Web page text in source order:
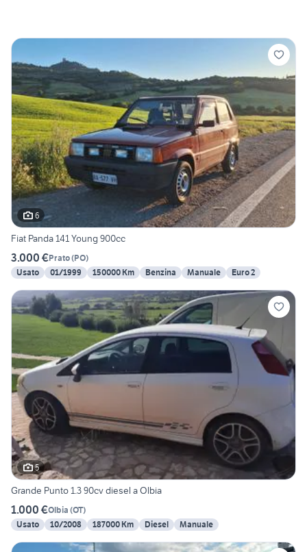
6
Fiat Panda 141 Young 900cc
3.000 €Prato(PO)
Usato
01/1999 150000 Km Benzina Manuale Euro 2
5
Grande Punto 1.3 90cv diesel a Olbia
1.000 €Olbia (OT)
Usato
10/2008 187000 Km Diesel Manuale